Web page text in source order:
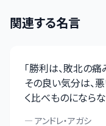
関連する名言
「勝利は、敗北の痛
その良い気分は、
く比べものになら
— アンドレ・アガシ